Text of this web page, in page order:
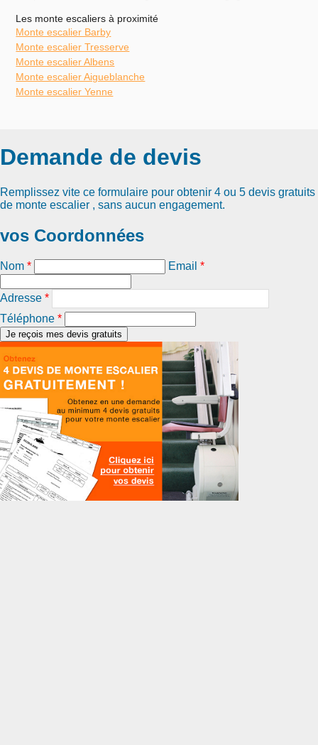
Les monte escaliers à proximité
Monte escalier Barby
Monte escalier Tresserve
Monte escalier Albens
Monte escalier Aigueblanche
Monte escalier Yenne
Demande de devis
Remplissez vite ce formulaire pour obtenir 4 ou 5 devis gratuits
de monte escalier , sans aucun engagement.
vos Coordonnées
Nom * Email *
Adresse *
Téléphone *